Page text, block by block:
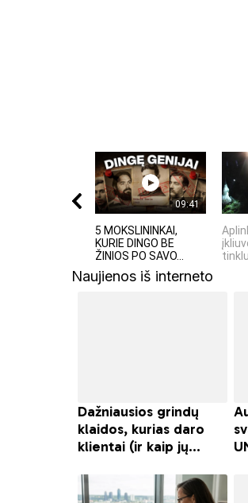
09:41
5 MOKSLININKAI,
KURIE DINGO BE
ŽINIOS PO SAVO...
tinklu
Naujienos iš interneto